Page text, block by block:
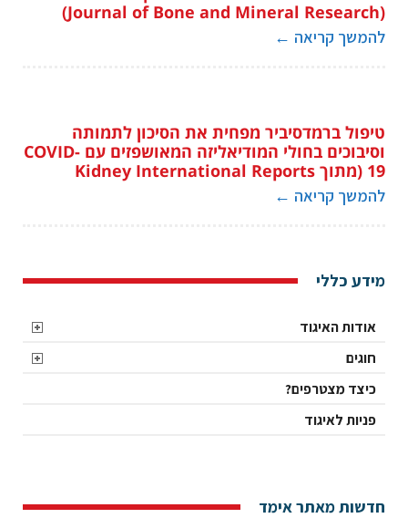
(Journal of Bone and Mineral Research)
להמשך קריאה ←
טיפול ברמדסיביר מפחית את הסיכון לתמותה
וסיבוכים בחולי המודיאליזה המאושפזים עם COVID-
19 (מתוך Kidney International Reports
להמשך קריאה ←
מידע כללי
אודות האיגוד
חוגים
כיצד מצטרפים?
פניות לאיגוד
חדשות מאתר אימד